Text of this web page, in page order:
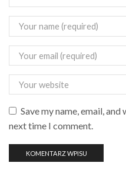
Save my name, email,
next time I comment.